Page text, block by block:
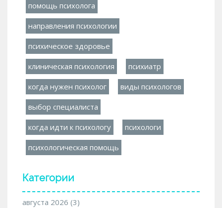
помощь психолога
направления психологии
психическое здоровье
клиническая психология психиатр
когда нужен психолог виды психологов
выбор специалиста
когда идти к психологу психологи
психологическая помощь
Категории
августа 2026 (3)